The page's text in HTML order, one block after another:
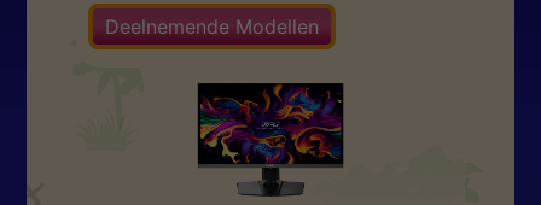
Deelnemende Modellen